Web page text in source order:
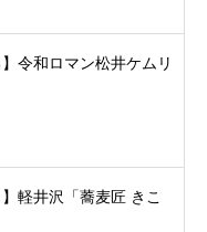
】令和ロマン松井ケムリ
軽井沢「蕎麦匠 きこ